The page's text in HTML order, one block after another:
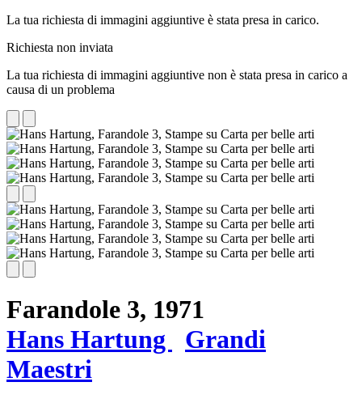
La tua richiesta di immagini aggiuntive è stata presa in carico.
Richiesta non inviata
La tua richiesta di immagini aggiuntive non è stata presa in carico a
causa di un problema
Farandole 3, 1971
Hans Hartung
Grandi
Maestri